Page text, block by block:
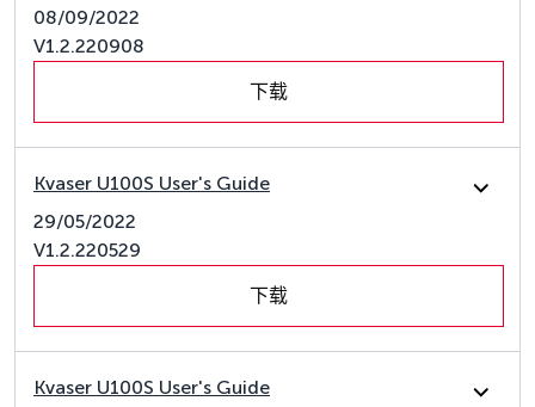
08/09/2022
V1.2.220908
下载
Kvaser U100S User's Guide
29/05/2022
V1.2.220529
下载
Kvaser U100S User's Guide